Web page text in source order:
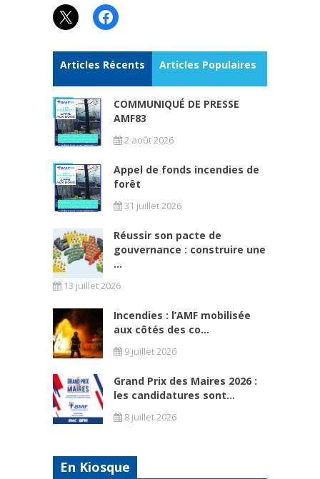
X Facebook
Articles Récents Articles Populaires
COMMUNIQUÉ DE PRESSE
AMF83
2 août 2026
Appel de fonds incendies de
forêt
31 juillet 2026
Réussir son pacte de
gouvernance : construire une
...
13 juillet 2026
Incendies : l’AMF mobilisée
aux côtés des co...
9 juillet 2026
Grand Prix des Maires 2026 :
les candidatures sont...
8 juillet 2026
En Kiosque